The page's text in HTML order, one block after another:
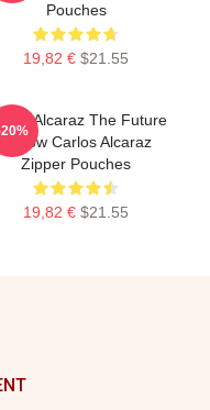
Pouches
19,82 € $21.55
Alcaraz The Future
Is Now Carlos Alcaraz
Zipper Pouches
19,82 € $21.55